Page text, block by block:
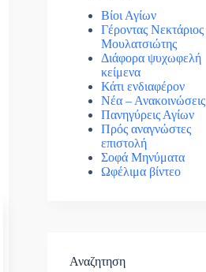
Βίοι Αγίων
Γέροντας Νεκτάριος
Μουλατσιώτης
Διάφορα ψυχωφελή
κείμενα
Κάτι ενδιαφέρον
Νέα – Ανακοινώσεις
Πανηγύρεις Αγίων
Πρός αναγνώστες
επιστολή
Σοφά Μηνύματα
Ωφέλιμα βίντεο
Αναζητηση